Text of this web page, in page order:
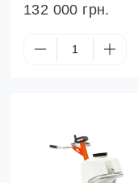
132 000 грн.